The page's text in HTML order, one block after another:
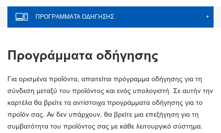
ΠΡΟΓΡΆΜΜΑΤΑ ΟΔΉΓΗΣΗΣ +
Προγράμματα οδήγησης
Για ορισμένα προϊόντα, απαιτείται πρόγραμμα οδήγησης για τη
σύνδεση μεταξύ του προϊόντος και ενός υπολογιστή. Σε αυτήν την
καρτέλα θα βρείτε τα αντίστοιχα προγράμματα οδήγησης για το
προϊόν σας. Αν δεν υπάρχουν, θα βρείτε μια επεξήγηση για τη
συμβατότητα του προϊόντος σας με κάθε λειτουργικό σύστημα.